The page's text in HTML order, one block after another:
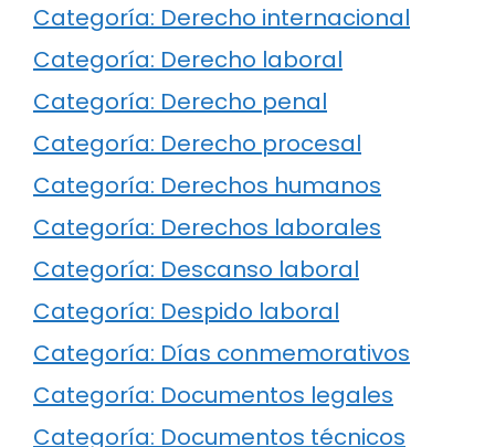
Categoría: Derecho internacional
Categoría: Derecho laboral
Categoría: Derecho penal
Categoría: Derecho procesal
Categoría: Derechos humanos
Categoría: Derechos laborales
Categoría: Descanso laboral
Categoría: Despido laboral
Categoría: Días conmemorativos
Categoría: Documentos legales
Categoría: Documentos técnicos